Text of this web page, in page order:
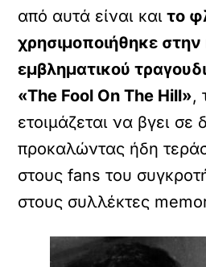
από αυτά είναι και το
χρησιμοποιήθηκε
εμβληματικού
«The Fool On The Hill»,
ετοιμάζεται να βγει σε
προκαλώντας ήδη
στους fans του
στους συλλέκτες